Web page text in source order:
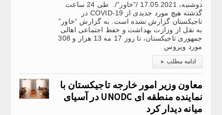
دوشنبه، 17.05.2021 /”خاور”/. طی 24 ساعت
گذشته هیچ مورد جدیدی از COVID-19 در
تاجیکستان گزارش نشده است. به گزارش “خاور”
به نقل از وزارت بهداشت و حفظ اجتماعی اهالی
جمهوری تاجیکستان، تا روز 17 مه 13 هزار و 308
مورد ویروس
ادامه مطلب ▸
معاون وزیر امور خارجه تاجیکستان با
نماینده منطقه ای UNODC در آسیای
میانه دیدار کرد